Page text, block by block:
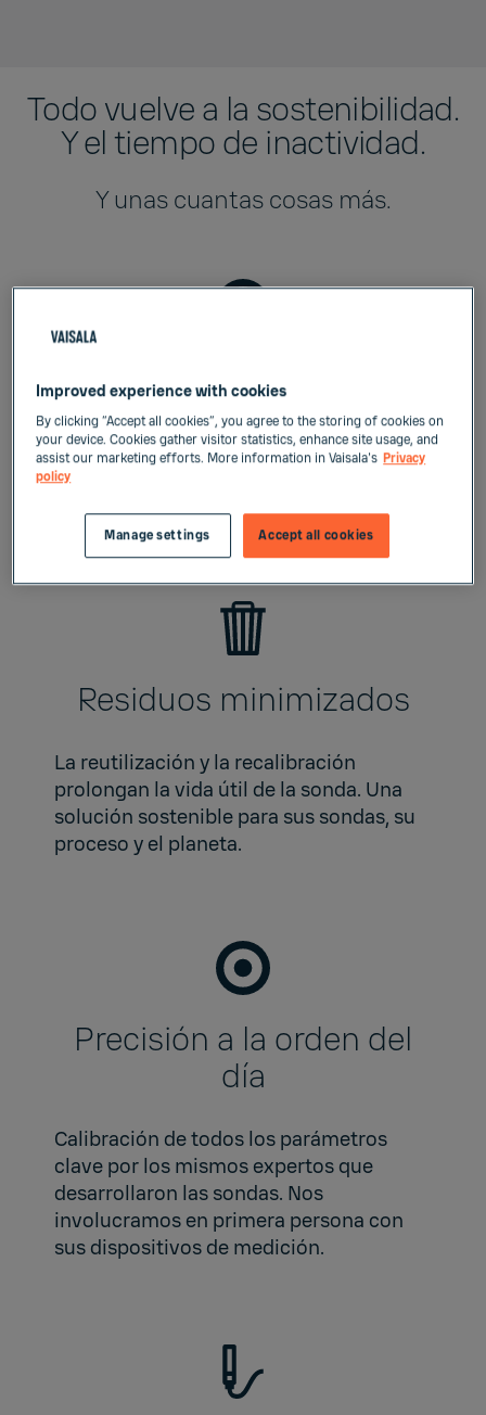
Todo vuelve a la sostenibilidad.
Y el tiempo de inactividad.
Y unas cuantas cosas más.
Tiempo de inactividad
minimizado
Tenga siempre sondas recién calibradas
Residuos minimizados
La reutilización y la recalibración
prolongan la vida útil de la sonda. Una
solución sostenible para sus sondas, su
proceso y el planeta.
Precisión a la orden del
día
Calibración de todos los parámetros
clave por los mismos expertos que
desarrollaron las sondas. Nos
involucramos en primera persona con
sus dispositivos de medición.
Improved experience with cookies
By clicking “Accept all cookies”, you agree to the storing of cookies on
your device. Cookies gather visitor statistics, enhance site usage, and
assist our marketing efforts. More information in Vaisala's Privacy
policy
Accept all cookies
Manage settings